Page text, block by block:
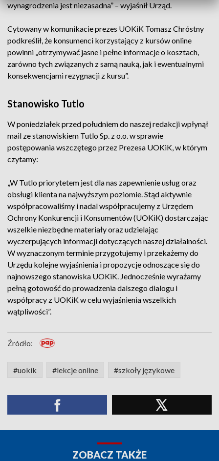
wynagrodzenia jest niezasadna” – wyjaśnił Urząd.
Cytowany w komunikacie prezes UOKiK Tomasz Chróstny
podkreślił, że konsumenci korzystający z kursów online
powinni „otrzymywać jasne i pełne informacje o kosztach,
zarówno tych związanych z samą nauką, jak i ewentualnymi
konsekwencjami rezygnacji z kursu”.
Stanowisko Tutlo
W poniedziałek przed południem do naszej redakcji wpłynął
mail ze stanowiskiem Tutlo Sp. z o.o. w sprawie
postępowania wszczętego przez Prezesa UOKiK, w którym
czytamy:
„W Tutlo priorytetem jest dla nas zapewnienie usług oraz
obsługi klienta na najwyższym poziomie. Stąd aktywnie
współpracowaliśmy i nadal współpracujemy z Urzędem
Ochrony Konkurencji i Konsumentów (UOKiK) dostarczając
wszelkie niezbędne materiały oraz udzielając
wyczerpujących informacji dotyczących naszej działalności.
W wyznaczonym terminie przygotujemy i przekażemy do
Urzędu kolejne wyjaśnienia i propozycje odnoszące się do
najnowszego stanowiska UOKiK. Jednocześnie wyrażamy
pełną gotowość do prowadzenia dalszego dialogu i
współpracy z UOKiK w celu wyjaśnienia wszelkich
wątpliwości”.
Źródło:
#uokik #lekcje online #szkoły językowe
ZOBACZ TAKŻE